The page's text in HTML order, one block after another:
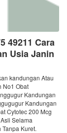
49211 Cara
Usia Janin
kandungan Atau
No1 Obat
Kandungan
Kandungan
Cytotec 200 Mcg
Selama
Kuret.